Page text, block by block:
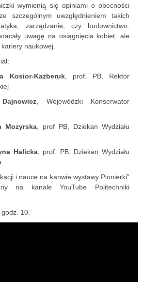
wymienią się opiniami o obecności
uwzględnieniem takich
zarządzanie, czy budownictwo.
uwagę na osiągnięcia kobiet, ale
naukowej.
Kazberuk, prof. PB, Rektor
, Wojewódzki Konserwator
Mozyrska, prof PB, Dziekan Wydziału
Halicka, prof. PB, Dziekan Wydziału
i nauce na kanwie wystawy Pionierki”
na kanale YouTube Politechniki
10.